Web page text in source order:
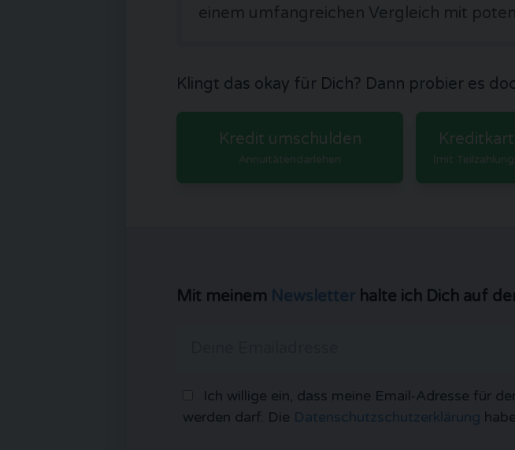
einem umfangreichen Vergleich mit
Klingt das okay für Dich? Dann probier es
Kredit umschulden
Annuitätendarlehen (mit
Mit meinem Newsletter halte ich Dich auf
Ich willige ein, dass meine Email-Adresse für
werden darf. Die Datenschutzschutzerklärung